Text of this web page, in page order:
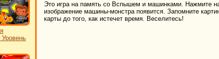
Уровень
Это игра на память со Вспышем и машинками. Нажмите
изображение машины-монстра появится. Запомните
карты до того, как истечет время. Веселитесь!